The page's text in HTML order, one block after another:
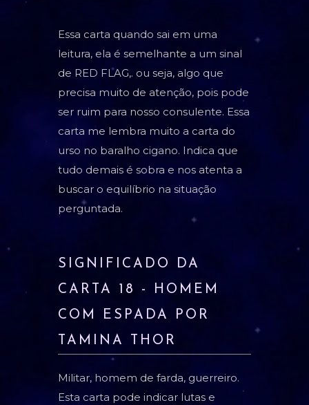
RUNAS DE BRUXA
GRIMÓRIO
Essa carta quando sai em uma
leitura, ela é semelhante a um sinal
de RED FLAG,. ou seja, algo que
precisa muito de atenção, pois pode
ser ruim para nosso consulente. Essa
carta me lembra muito a carta do
urso no baralho cigano. Indica que
tudo demais é sobra e nos atenta a
buscar o equilíbrio na situação
perguntada.
SIGNIFICADO DA
CARTA 18 - HOMEM
COM ESPADA POR
TAMINA THOR
Militar, homem de farda, guerreiro.
Esta carta pode indicar lutas e